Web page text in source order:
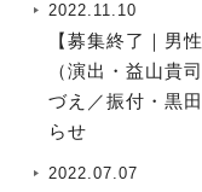
2022.11.10
【募集終了｜男
（演出・益山貴
づえ／振付・黒
らせ
2022.07.07